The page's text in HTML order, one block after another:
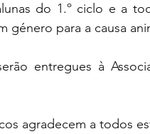
do 1.º ciclo e a
género para a causa
entregues à
agradecem a todos